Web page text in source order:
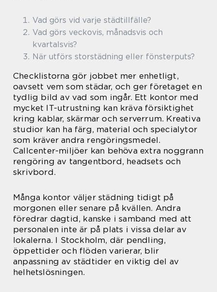
Vad görs vid varje städtillfälle?
Vad görs veckovis, månadsvis och
kvartalsvis?
När utförs storstädning eller fönsterputs?
Checklistorna gör jobbet mer enhetligt,
oavsett vem som städar, och ger företaget en
tydlig bild av vad som ingår. Ett kontor med
mycket IT-utrustning kan kräva försiktighet
kring kablar, skärmar och serverrum. Kreativa
studior kan ha färg, material och specialytor
som kräver andra rengöringsmedel.
Callcenter-miljöer kan behöva extra noggrann
rengöring av tangentbord, headsets och
skrivbord.
Många kontor väljer städning tidigt på
morgonen eller senare på kvällen. Andra
föredrar dagtid, kanske i samband med att
personalen inte är på plats i vissa delar av
lokalerna. I Stockholm, där pendling,
öppettider och flöden varierar, blir
anpassning av städtider en viktig del av
helhetslösningen.